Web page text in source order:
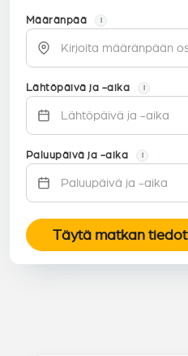
Määränpää i
Lähtöpäivä ja -aika i
Paluupäivä ja -aika i
Täytä matkan tiedot